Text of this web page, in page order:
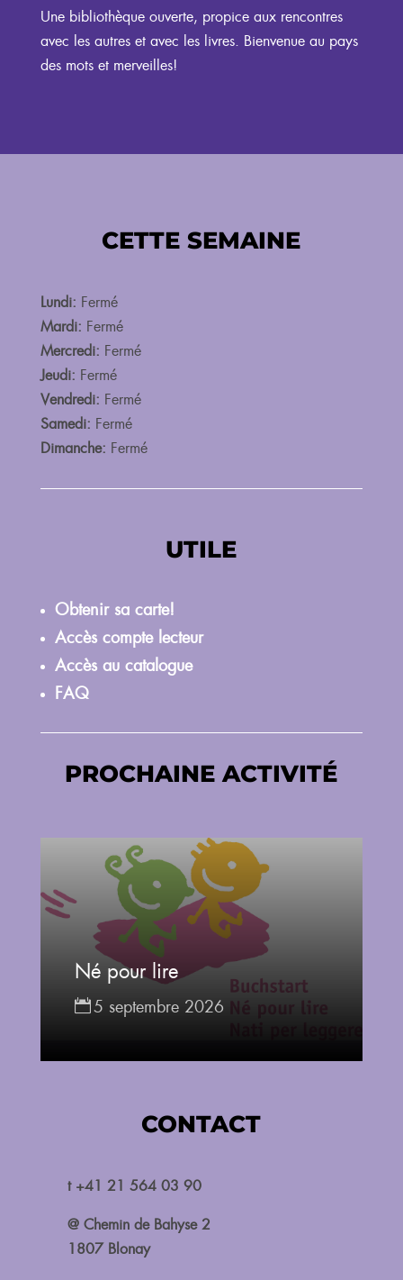
Une bibliothèque ouverte, propice aux rencontres
avec les autres et avec les livres. Bienvenue au pays
des mots et merveilles!
CETTE SEMAINE
Lundi: Fermé
Mardi: Fermé
Mercredi: Fermé
Jeudi: Fermé
Vendredi: Fermé
Samedi: Fermé
Dimanche: Fermé
UTILE
Obtenir sa carte!
Accès compte lecteur
Accès au catalogue
FAQ
PROCHAINE ACTIVITÉ
Né pour lire
5 septembre 2026
CONTACT
t +41 21 564 03 90
@ Chemin de Bahyse 2
1807 Blonay